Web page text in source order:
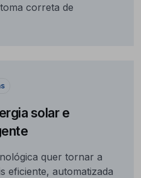
correta de
solar e
quer tornar a
eficiente, automatizada